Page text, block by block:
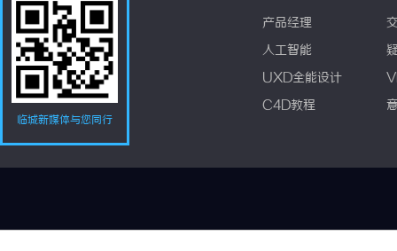
临城新媒体与您同行
产品经理
人工智能
UXD全能设计
C4D教程